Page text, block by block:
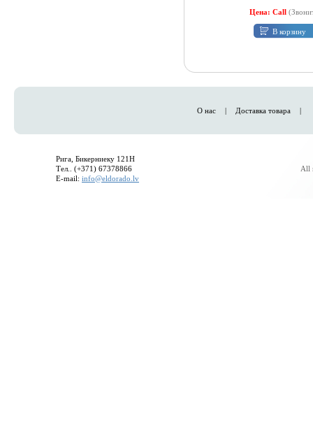
Цена: Call
В корзину
О нас | Доставка товара |
Рига, Бикерниеку 121H
Тел.. (+371) 67378866
E-mail: info@eldorado.lv
All